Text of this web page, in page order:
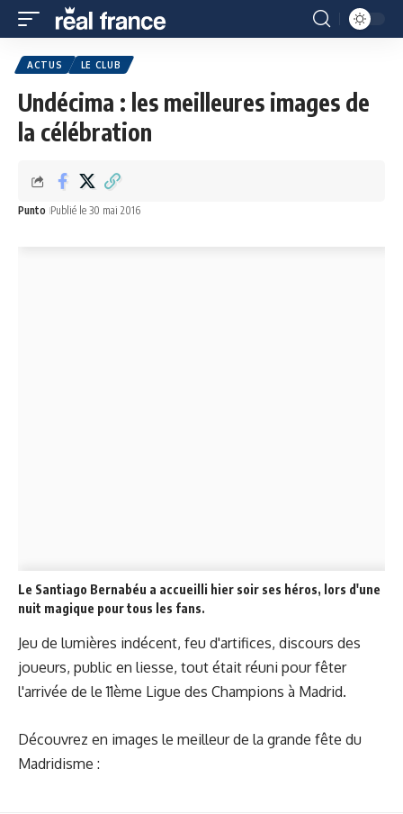
ACTUS LE CLUB
Undécima : les meilleures images de
la célébration
Punto Publié le 30 mai 2016
Le Santiago Bernabéu a accueilli hier soir ses héros, lors d'une
nuit magique pour tous les fans.
Jeu de lumières indécent, feu d'artifices, discours des
joueurs, public en liesse, tout était réuni pour fêter
l'arrivée de le 11ème Ligue des Champions à Madrid.
Découvrez en images le meilleur de la grande fête du
Madridisme :